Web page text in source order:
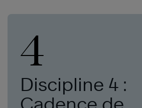
4
Discipline 4 :